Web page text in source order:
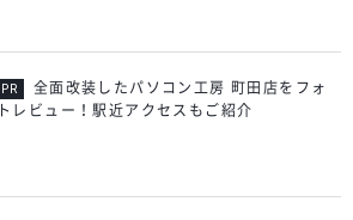
全面改装したパソコン工房 町田店をフォ
トレビュー！駅近アクセスもご紹介